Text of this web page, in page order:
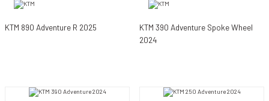
KTM 890 Adventure R 2025
KTM 390 Adventure Spoke Wheel
2024